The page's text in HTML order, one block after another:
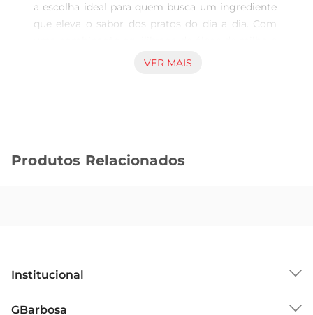
a escolha ideal para quem busca um ingrediente
que eleva o sabor dos pratos do dia a dia. Com
algodão, este produto proporciona um gosto
Qualidade e pureza em cada gota
culinária sem preocupações. Ideal para quem
Recomendações de uso
VER MAIS
Produtos Relacionados
Institucional
GBarbosa